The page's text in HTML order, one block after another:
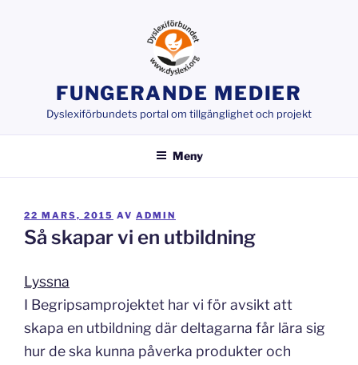
FUNGERANDE MEDIER
Dyslexiförbundets portal om tillgänglighet och projekt
Meny
PUBLICERAT
22 MARS, 2015 AV ADMIN
Så skapar vi en utbildning
Lyssna
I Begripsamprojektet har vi för avsikt att
skapa en utbildning där deltagarna får lära sig
hur de ska kunna påverka produkter och